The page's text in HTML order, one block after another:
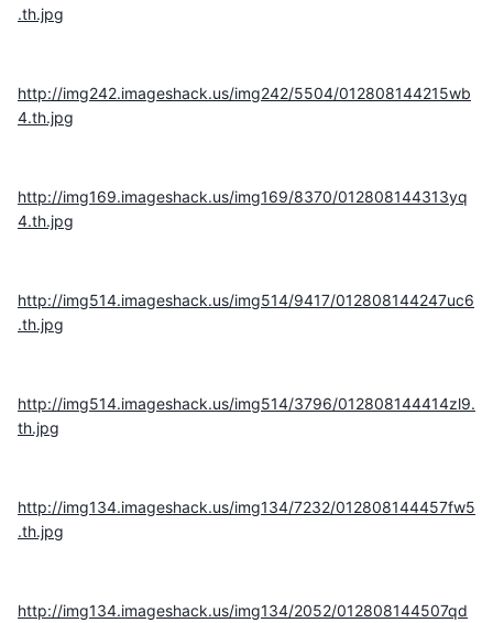
.th.jpg
http://img242.imageshack.us/img242/5504/012808144215wb
4.th.jpg
http://img169.imageshack.us/img169/8370/012808144313yq
4.th.jpg
http://img514.imageshack.us/img514/9417/012808144247uc6
.th.jpg
http://img514.imageshack.us/img514/3796/012808144414zl9.
th.jpg
http://img134.imageshack.us/img134/7232/012808144457fw5
.th.jpg
http://img134.imageshack.us/img134/2052/012808144507qd